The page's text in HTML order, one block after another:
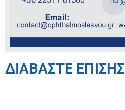
ΔΙΑΒΑΣΤΕ ΕΠΙΣΗΣ